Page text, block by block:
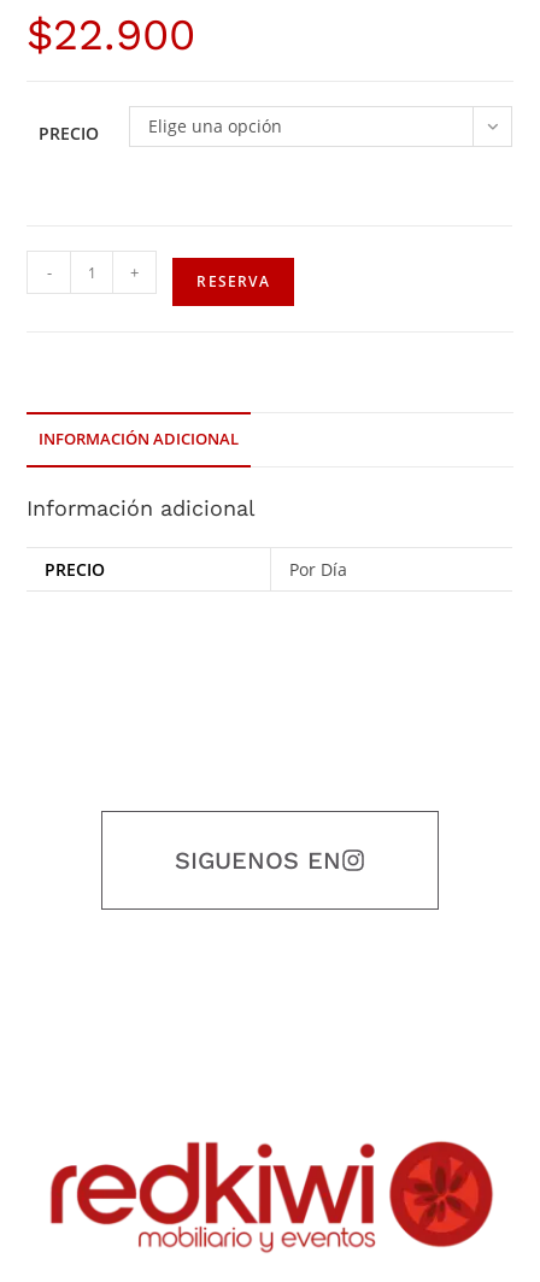
$22.900
PRECIO Elige una opción
- + RESERVA
INFORMACIÓN ADICIONAL
Información adicional
PRECIO Por Día
SIGUENOS EN